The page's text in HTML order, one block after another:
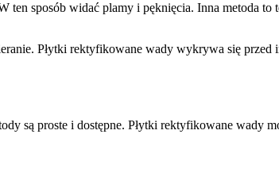
sposób widać plamy i pęknięcia. Inna metoda to
Płytki rektyfikowane wady wykrywa się przed
są proste i dostępne. Płytki rektyfikowane wady